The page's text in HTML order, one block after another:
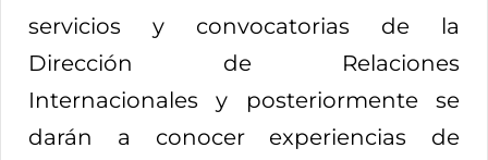
servicios y convocatorias de la
Dirección de Relaciones
Internacionales y posteriormente se
darán a conocer experiencias de